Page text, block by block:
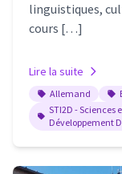
linguistiques,
cours […]
Lire la suite
Allemand
STI2D - Sciences
Développement